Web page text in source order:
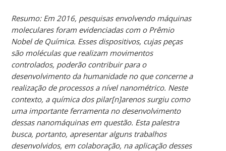
Resumo: Em 2016, pesquisas envolvendo máquinas
moleculares foram evidenciadas com o Prêmio
Nobel de Química. Esses dispositivos, cujas peças
são moléculas que realizam movimentos
controlados, poderão contribuir para o
desenvolvimento da humanidade no que concerne a
realização de processos a nível nanométrico. Neste
contexto, a química dos pilar[n]arenos surgiu como
uma importante ferramenta no desenvolvimento
dessas nanomáquinas em questão. Esta palestra
busca, portanto, apresentar alguns trabalhos
desenvolvidos, em colaboração, na aplicação desses